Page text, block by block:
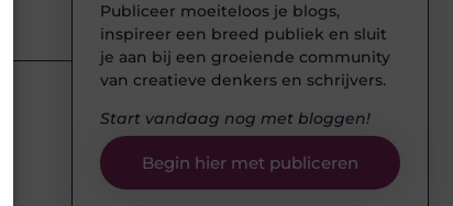
Publiceer moeiteloos je blogs,
inspireer een breed publiek en sluit
je aan bij een groeiende community
van creatieve denkers en schrijvers.
Start vandaag nog met bloggen!
Begin hier met publiceren